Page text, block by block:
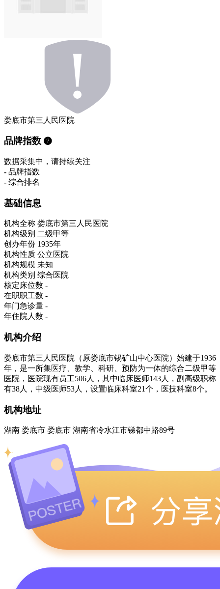
娄底市第三人民医院
品牌指数
数据采集中，请持续关注
- 品牌指数
- 综合排名
基础信息
机构全称 娄底市第三人民医院
机构级别 二级甲等
创办年份 1935年
机构性质 公立医院
机构规模 未知
机构类别 综合医院
核定床位数 -
在职职工数 -
年门急诊量 -
年住院人数 -
机构介绍
娄底市第三人民医院（原娄底市锡矿山中心医院）始建于1936
年，是一所集医疗、教学、科研、预防为一体的综合二级甲等
医院，医院现有员工506人，其中临床医师143人，副高级职称
有38人，中级医师53人，设置临床科室21个，医技科室8个。
机构地址
湖南 娄底市 娄底市 湖南省冷水江市锑都中路89号